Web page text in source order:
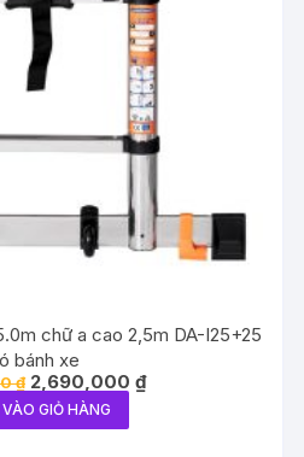
chữ a cao 2,5m DA-I25+25
bánh xe
₫ Giá
gốc
là:
3,750,000 ₫.
2,690,000 ₫Giá
hiện
GIỎ HÀNG